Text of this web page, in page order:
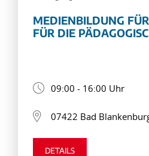
MEDIENBILDUNG
FÜR DIE
09:00 - 16:00 Uhr
07422 Bad
DETAILS